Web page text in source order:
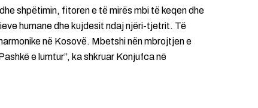
shpëtimin, fitoren e të mirës mbi të keqen dhe
humane dhe kujdesit ndaj njëri-tjetrit. Të
në Kosovë. Mbetshi nën mbrojtjen e
e lumtur”, ka shkruar Konjufca në